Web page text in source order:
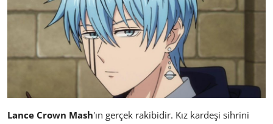
Lance Crown Mash'ın gerçek rakibidir. Kız kardeşi sihrini